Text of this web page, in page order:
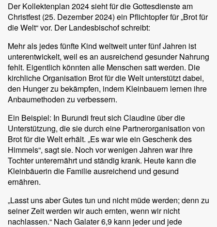
Der Kollektenplan 2024 sieht für die Gottesdienste am
Christfest (25. Dezember 2024) ein Pflichtopfer für „Brot für
die Welt“ vor. Der Landesbischof schreibt:
Mehr als jedes fünfte Kind weltweit unter fünf Jahren ist
unterentwickelt, weil es an ausreichend gesunder Nahrung
fehlt. Eigentlich könnten alle Menschen satt werden. Die
kirchliche Organisation Brot für die Welt unterstützt dabei,
den Hunger zu bekämpfen, indem Kleinbauern lernen ihre
Anbaumethoden zu verbessern.
Ein Beispiel: In Burundi freut sich Claudine über die
Unterstützung, die sie durch eine Partnerorganisation von
Brot für die Welt erhält. „Es war wie ein Geschenk des
Himmels“, sagt sie. Noch vor wenigen Jahren war ihre
Tochter unterernährt und ständig krank. Heute kann die
Kleinbäuerin die Familie ausreichend und gesund
ernähren.
„Lasst uns aber Gutes tun und nicht müde werden; denn zu
seiner Zeit werden wir auch ernten, wenn wir nicht
nachlassen.“ Nach Galater 6,9 kann jeder und jede